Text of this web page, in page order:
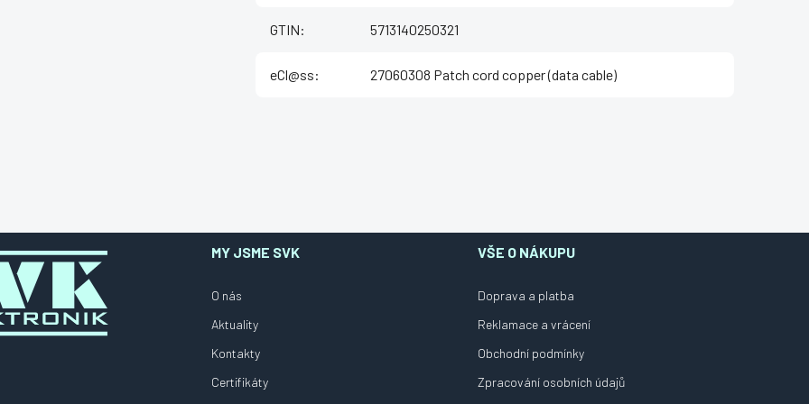
GTIN: 5713140250321
eCl@ss: 27060308 Patch cord copper (data cable)
MY JSME SVK
O nás
Aktuality
Kontakty
Certifikáty
VŠE O NÁKUPU
Doprava a platba
Reklamace a vrácení
Obchodní podmínky
Zpracování osobních údajů